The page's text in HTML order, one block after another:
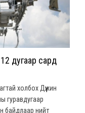
дугаар сард
холбох Дүүжин
гуравдугаар
байдлаар нийт